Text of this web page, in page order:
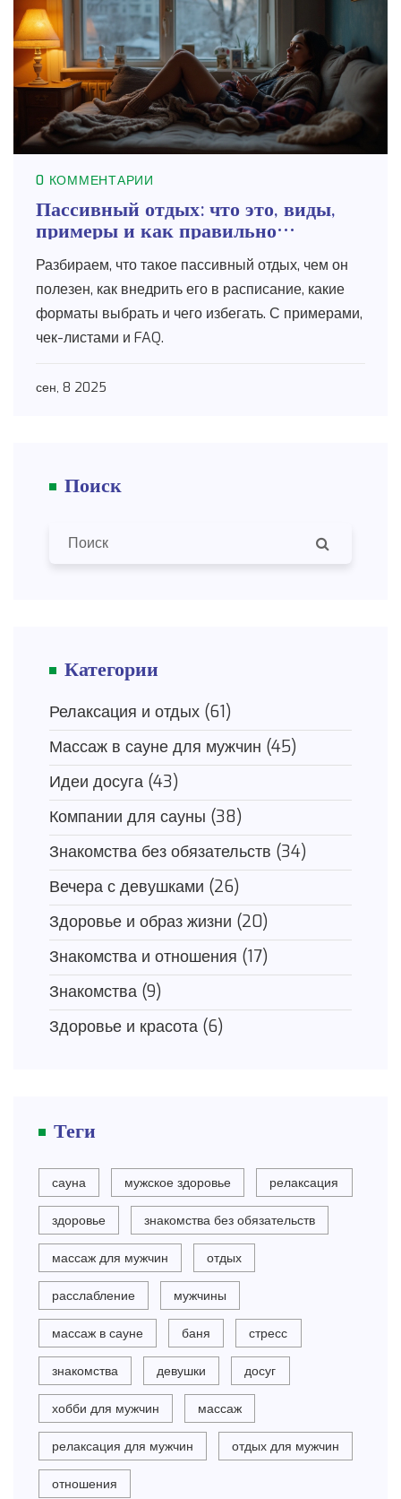
0 КОММЕНТАРИИ
Пассивный отдых: что это, виды,
примеры и как правильно
Разбираем, что такое пассивный отдых, чем он
полезен, как внедрить его в расписание, какие
форматы выбрать и чего избегать. С примерами,
чек-листами и FAQ.
сен, 8 2025
Поиск
Категории
Релаксация и отдых (61)
Массаж в сауне для мужчин (45)
Идеи досуга (43)
Компании для сауны (38)
Знакомства без обязательств (34)
Вечера с девушками (26)
Здоровье и образ жизни (20)
Знакомства и отношения (17)
Знакомства (9)
Здоровье и красота (6)
Теги
сауна мужское здоровье релаксация
здоровье знакомства без обязательств
массаж для мужчин отдых
расслабление мужчины
массаж в сауне баня стресс
знакомства девушки досуг
хобби для мужчин массаж
релаксация для мужчин отдых для мужчин
отношения